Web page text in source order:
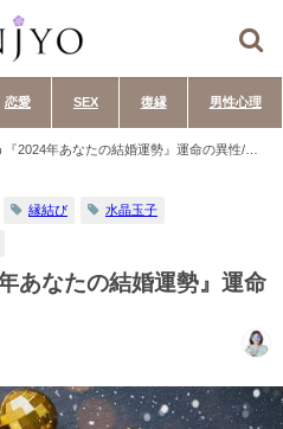
恋愛 SEX 復縁 男性心理
2024年あなたの結婚運勢』運命の異性/交
縁結び 水晶玉子
あなたの結婚運勢』運命